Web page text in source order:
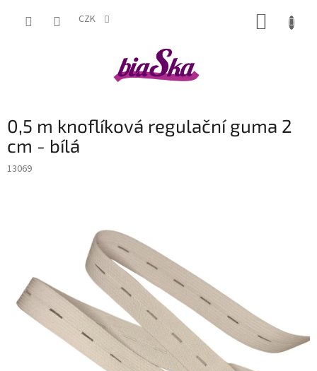
CZK
0,5 m knoflíková regulační guma 2
cm - bílá
13069